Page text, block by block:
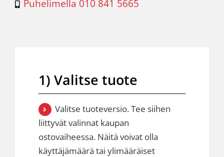
Puhelimella 010 841 5665
1) Valitse tuote
Valitse tuoteversio. Tee siihen
liittyvät valinnat kaupan
ostovaiheessa. Näitä voivat olla
käyttäjämäärä tai ylimääräiset